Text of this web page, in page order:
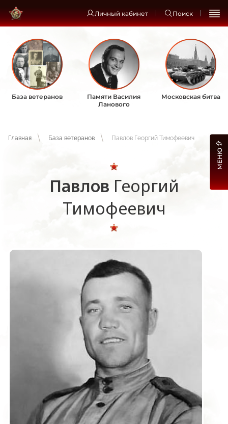
Личный кабинет Поиск
База ветеранов
Памяти Василия
Ланового
Московская битва
Главная База ветеранов Павлов Георгий Тимофеевич
Павлов Георгий
Тимофеевич
МЕНЮ